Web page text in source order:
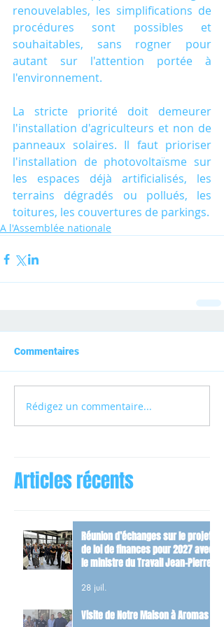
renouvelables, les simplifications de
procédures sont possibles et
souhaitables, sans rogner pour
autant sur l'attention portée à
l'environnement.
La stricte priorité doit demeurer
l'installation d'agriculteurs et non de
panneaux solaires. Il faut prioriser
l'installation de photovoltaïsme sur
les espaces déjà artificialisés, les
terrains dégradés ou pollués, les
toitures, les couvertures de parkings.
A l'Assemblée nationale
Commentaires
Rédigez un commentaire...
Articles récents
Réunion d’échanges sur le projet
de loi de finances pour 2027 avec
le ministre du Travail Jean-Pierre
28 juil.
Visite de Notre Maison à Aromas